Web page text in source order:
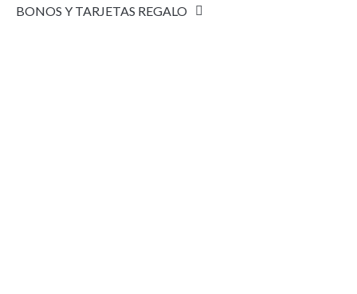
BONOS Y TARJETAS REGALO